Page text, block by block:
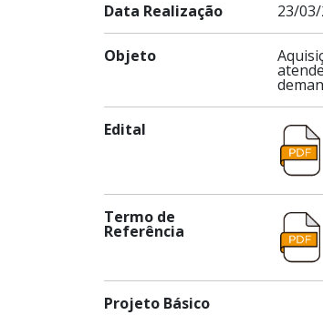
Data Realização 23/
Objeto
Edital
Termo de
Referência
Projeto Básico